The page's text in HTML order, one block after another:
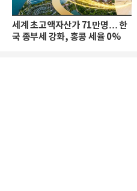
세계 초고액자산가 71만명… 한
국 종부세 강화, 홍콩 세율 0%